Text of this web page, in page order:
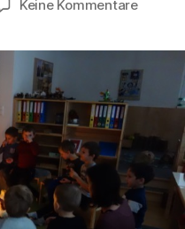
ri
t
Keine Kommentarezu